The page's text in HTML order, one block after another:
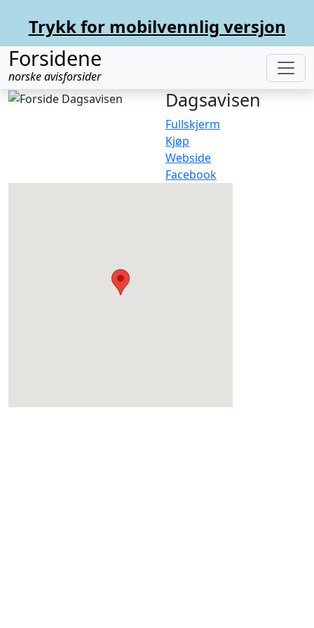
Trykk for mobilvennlig versjon
Forsidene
norske avisforsider
Dagsavisen
Fullskjerm
Kjøp
Webside
Facebook